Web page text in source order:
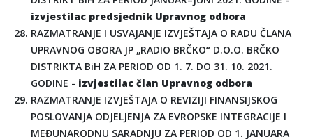
izvjestilac predsjednik Upravnog odbora
RAZMATRANJE I USVAJANJE IZVJEŠTAJA O RADU ČLANA
UPRAVNOG OBORA JP „RADIO BRČKO“ D.O.O. BRČKO
DISTRIKTA BiH ZA PERIOD OD 1. 7. DO 31. 10. 2021.
GODINE - izvjestilac član Upravnog odbora
RAZMATRANJE IZVJEŠTAJA O REVIZIJI FINANSIJSKOG
POSLOVANJA ODJELJENJA ZA EVROPSKE INTEGRACIJE I
MEĐUNARODNU SARADNJU ZA PERIOD OD 1. JANUARA